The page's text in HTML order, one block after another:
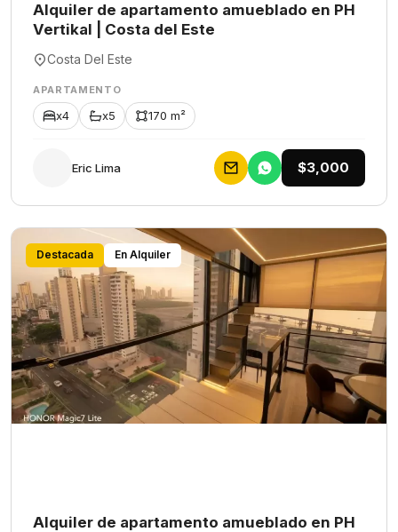
Alquiler de apartamento amueblado en PH
Vertikal | Costa del Este
Costa Del Este
APARTAMENTO
x4 x5 170 m²
Eric Lima $3,000
Destacada En Alquiler
Alquiler de apartamento amueblado en PH